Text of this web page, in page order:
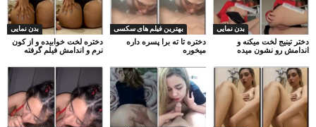
بدن نمایی
دختره لخت خوابیده و از کون
نرم و اندامش فیلم گرفته
بهترین فیلم های سکسی
دختره تا ته برا پسره داره
میخوره
بدن نمایی
دختر تینیج لخت میکنه و
اندامش رو نشون میده